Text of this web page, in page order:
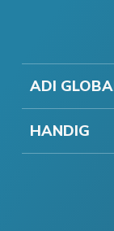
ADI
HANDIG